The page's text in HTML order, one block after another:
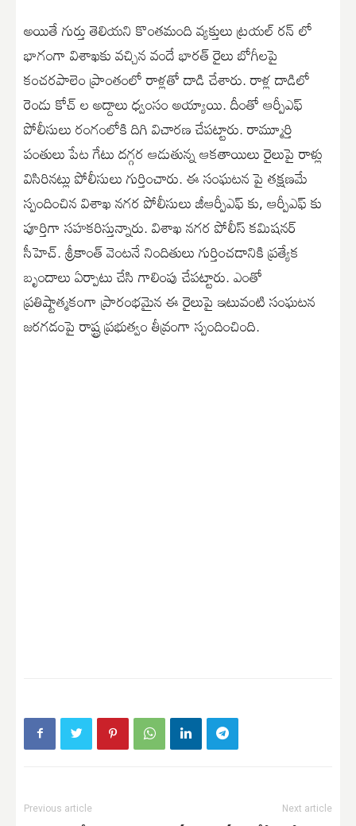
అయితే గుర్తు తెలియని కొంతమంది వ్యక్తులు ట్రయల్ రన్ లో
భాగంగా విశాఖకు వచ్చిన వందే భారత్ రైలు బోగీలపై
కంచరపాలెం ప్రాంతంలో రాళ్లతో దాడి చేశారు. రాళ్ల దాడిలో
రెండు కోచ్ ల అద్దాలు ధ్వంసం అయ్యాయి. దీంతో ఆర్పీఎఫ్
పోలీసులు రంగంలోకి దిగి విచారణ చేపట్టారు. రామ్మూర్తి
పంతులు పేట గేటు దగ్గర ఆడుతున్న ఆకతాయిలు రైలుపై రాళ్లు
విసిరినట్లు పోలీసులు గుర్తించారు. ఈ సంఘటన పై తక్షణమే
స్పందించిన విశాఖ నగర పోలీసులు జీఆర్పీఎఫ్ కు, ఆర్పీఎఫ్ కు
పూర్తిగా సహకరిస్తున్నారు. విశాఖ నగర పోలీస్ కమిషనర్
సీహెచ్. శ్రీకాంత్ వెంటనే నిందితులు గుర్తించడానికి ప్రత్యేక
బృందాలు ఏర్పాటు చేసి గాలింపు చేపట్టారు. ఎంతో
ప్రతిష్టాత్మకంగా ప్రారంభమైన ఈ రైలుపై ఇటువంటి సంఘటన
జరగడంపై రాష్ట్ర ప్రభుత్వం తీవ్రంగా స్పందించింది.
Previous article Next article